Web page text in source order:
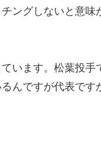
チングしないと意
います。松葉投
んですが代表です